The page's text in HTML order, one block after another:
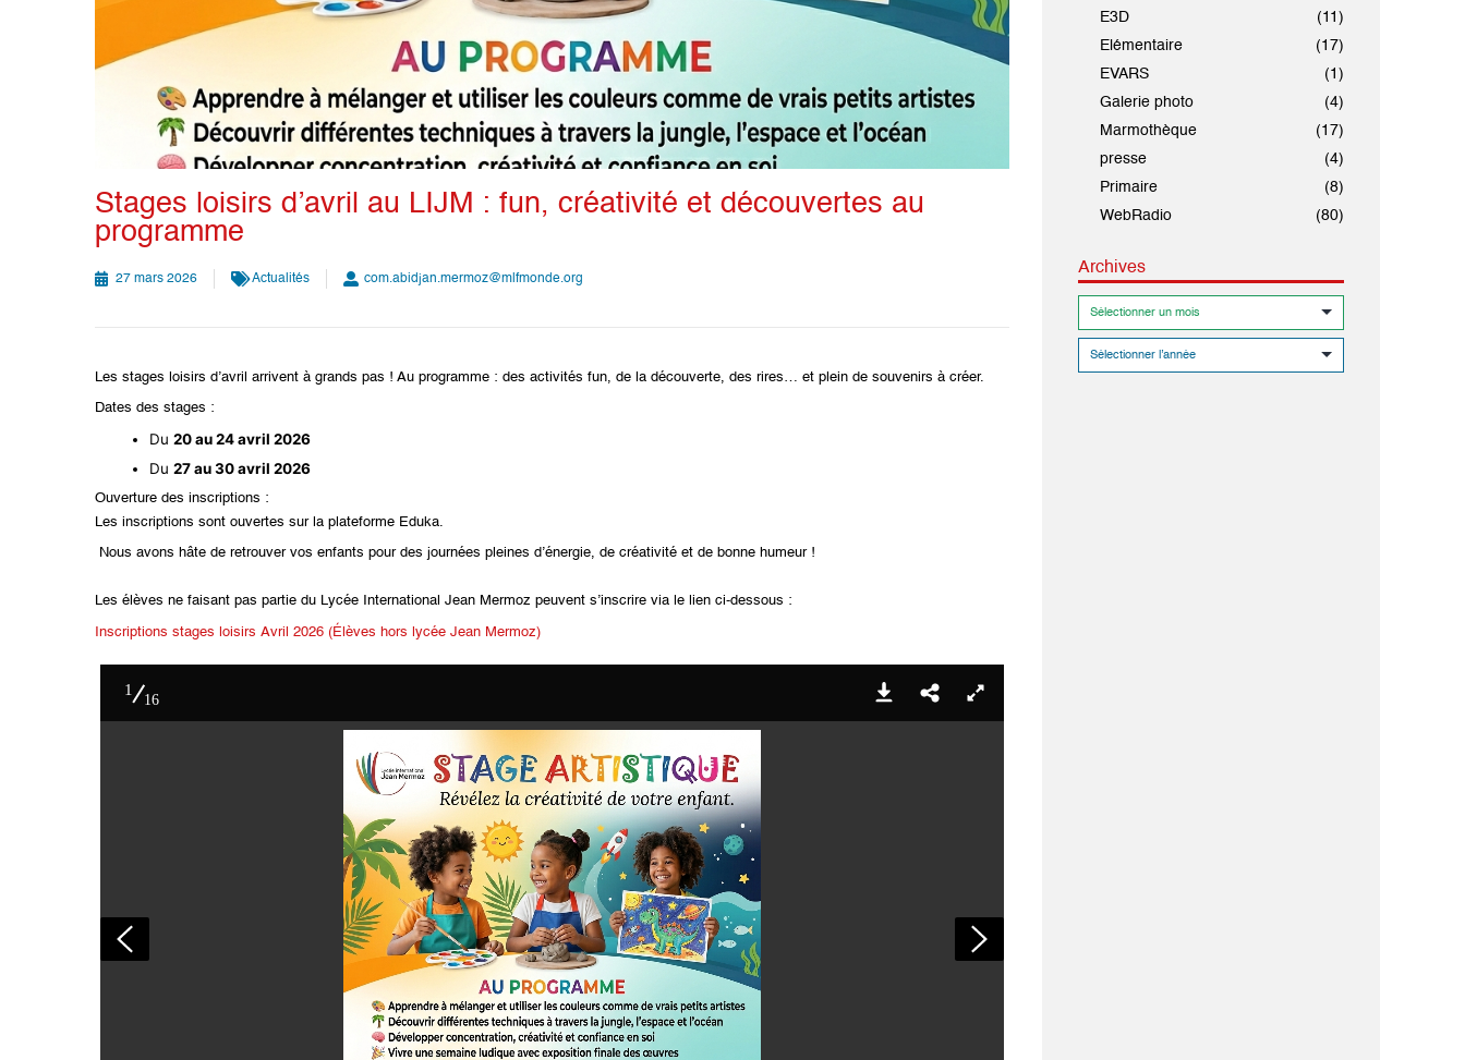
Stages loisirs d’avril au LIJM : fun, créativité et découvertes au
programme
27 mars 2026 Actualités com.abidjan.mermoz@mlfmonde.org
Lesstages loisirs d’avril arrivent à grands pas ! Au programme : des activités fun, de la découverte, des rires… et plein de souvenirs à créer.
Dates des stages :
Du20 au 24 avril 2026
Du27 au 30 avril 2026
Ouverture des inscriptions :
Les inscriptions sont ouvertes sur la plateforme Eduka
Nous avons hâte de retrouver vos enfants pour des journées pleines d’énergie, de créativité et de bonne humeur !
Les élèves ne faisant pas partie du Lycée International Jean Mermoz peuvent s’inscrire via le lien ci-dessous :
Inscriptions stages loisirs Avril 2026 (Élèves hors lycée Jean Mermoz)
1
16
E3D
(11)
Elémentaire
(17)
EVARS
(1)
Galerie photo
(4)
Marmothèque
(17)
presse
(4)
Primaire
(8)
WebRadio
(80)
Archives